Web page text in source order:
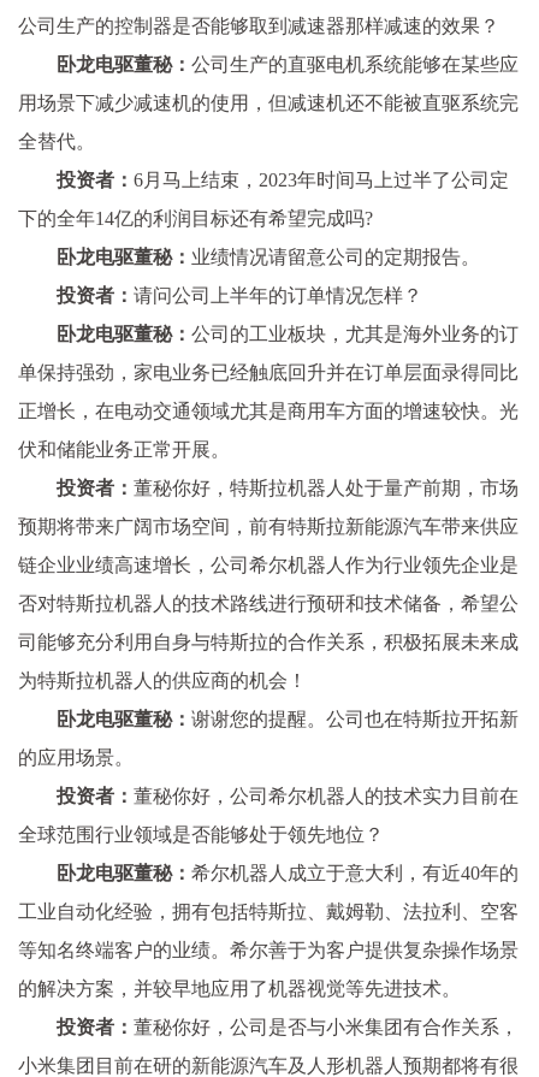
公司生产的控制器是否能够取到减速器那样减速的效果？
卧龙电驱董秘： 公司生产的直驱电机系统能够在某些应
用场景下减少减速机的使用，但减速机还不能被直驱系统完
全替代。
投资者： 6月马上结束，2023年时间马上过半了公司定
下的全年14亿的利润目标还有希望完成吗?
卧龙电驱董秘： 业绩情况请留意公司的定期报告。
投资者： 请问公司上半年的订单情况怎样？
卧龙电驱董秘： 公司的工业板块，尤其是海外业务的订
单保持强劲，家电业务已经触底回升并在订单层面录得同比
正增长，在电动交通领域尤其是商用车方面的增速较快。光
伏和储能业务正常开展。
投资者： 董秘你好，特斯拉机器人处于量产前期，市场
预期将带来广阔市场空间，前有特斯拉新能源汽车带来供应
链企业业绩高速增长，公司希尔机器人作为行业领先企业是
否对特斯拉机器人的技术路线进行预研和技术储备，希望公
司能够充分利用自身与特斯拉的合作关系，积极拓展未来成
为特斯拉机器人的供应商的机会！
卧龙电驱董秘： 谢谢您的提醒。公司也在特斯拉开拓新
的应用场景。
投资者： 董秘你好，公司希尔机器人的技术实力目前在
全球范围行业领域是否能够处于领先地位？
卧龙电驱董秘： 希尔机器人成立于意大利，有近40年的
工业自动化经验，拥有包括特斯拉、戴姆勒、法拉利、空客
等知名终端客户的业绩。希尔善于为客户提供复杂操作场景
的解决方案，并较早地应用了机器视觉等先进技术。
投资者： 董秘你好，公司是否与小米集团有合作关系，
小米集团目前在研的新能源汽车及人形机器人预期都将有很